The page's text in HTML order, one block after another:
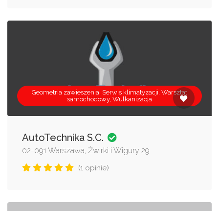
Geometria zawieszenia, Serwis klimatyzacji, Warsztat
samochodowy, Wulkanizacja
AutoTechnika S.C.
02-091 Warszawa, Żwirki i Wigury 29
(1 opinie)